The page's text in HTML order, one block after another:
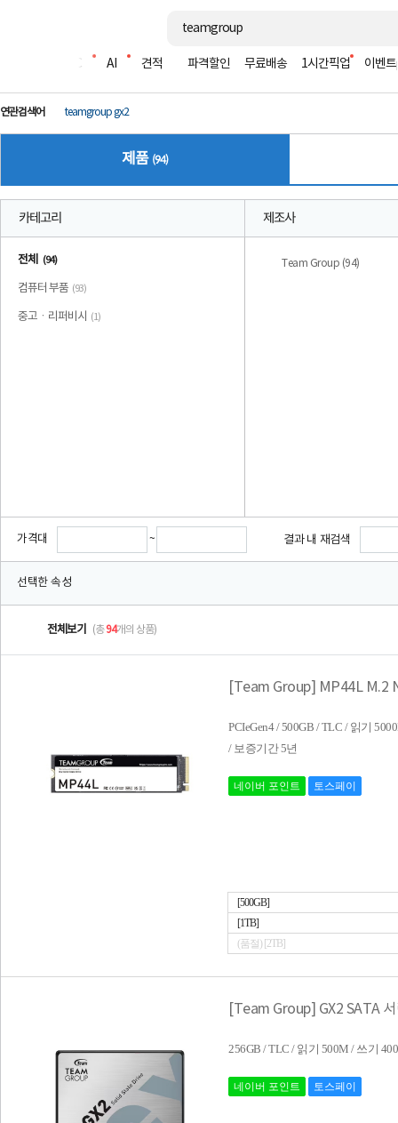
조립PC AI 견적 파격할인 무료배송 1시간픽업 이벤트
연관검색어 teamgroup gx2
제품 (94)
카테고리
전체 (94)
컴퓨터 부품 (93)
중고ㆍ리퍼비시 (1)
제조사
Team Group (94)
가격대 ~ 결과 내 재검색
선택한 속성
전체보기 (총94개의 상품)
[Team Group] MP44L M.2
PCIeGen4 / 500GB / TLC / 읽기
/ 보증기간 5년
네이버 포인트 토스페이
[500GB]
[1TB]
(품절) [2TB]
[Team Group] GX2 SATA
256GB / TLC / 읽기 500M / 쓰기
네이버 포인트 토스페이